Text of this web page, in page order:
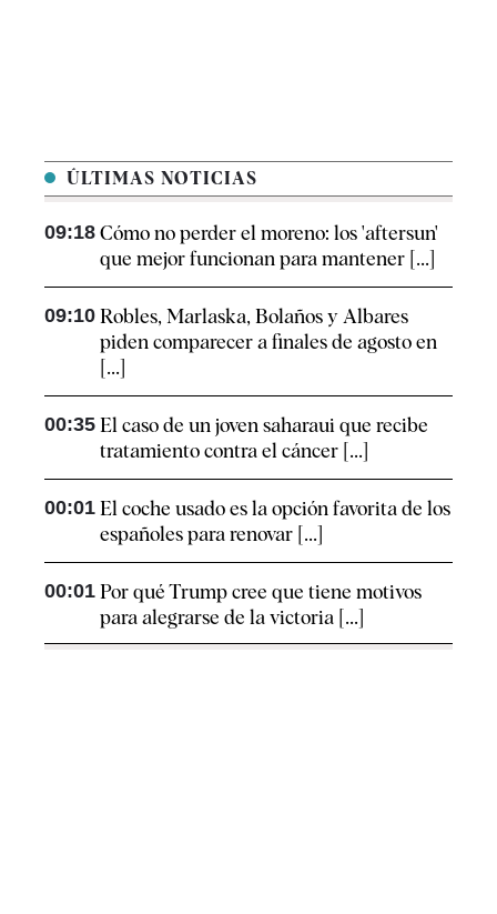
ÚLTIMAS NOTICIAS
09:18 Cómo no perder el moreno: los 'aftersun'
que mejor funcionan para mantener [...]
09:10 Robles, Marlaska, Bolaños y Albares
piden comparecer a finales de agosto en
[...]
00:35 El caso de un joven saharaui que recibe
tratamiento contra el cáncer [...]
00:01 El coche usado es la opción favorita de los
españoles para renovar [...]
00:01 Por qué Trump cree que tiene motivos
para alegrarse de la victoria [...]